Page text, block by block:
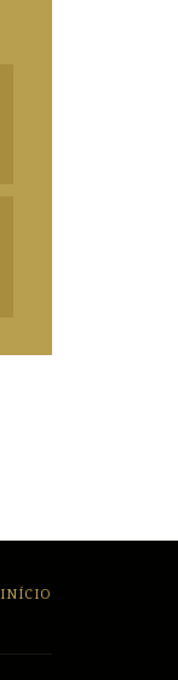
INÍCIO